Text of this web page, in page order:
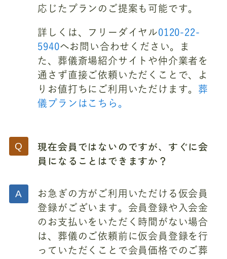
応じたプランのご提案も可能です。
詳しくは、フリーダイヤル0120-22-
5940へお問い合わせください。ま
た、葬儀斎場紹介サイトや仲介業者を
通さず直接ご依頼いただくことで、よ
りお値打ちにご利用いただけます。 葬
儀プランはこちら。
現在会員ではないのですが、すぐに会
員になることはできますか？
お急ぎの方がご利用いただける仮会員
登録がございます。会員登録や入会金
のお支払いをいただく時間がない場合
は、葬儀のご依頼前に仮会員登録を行
っていただくことで会員価格でのご葬